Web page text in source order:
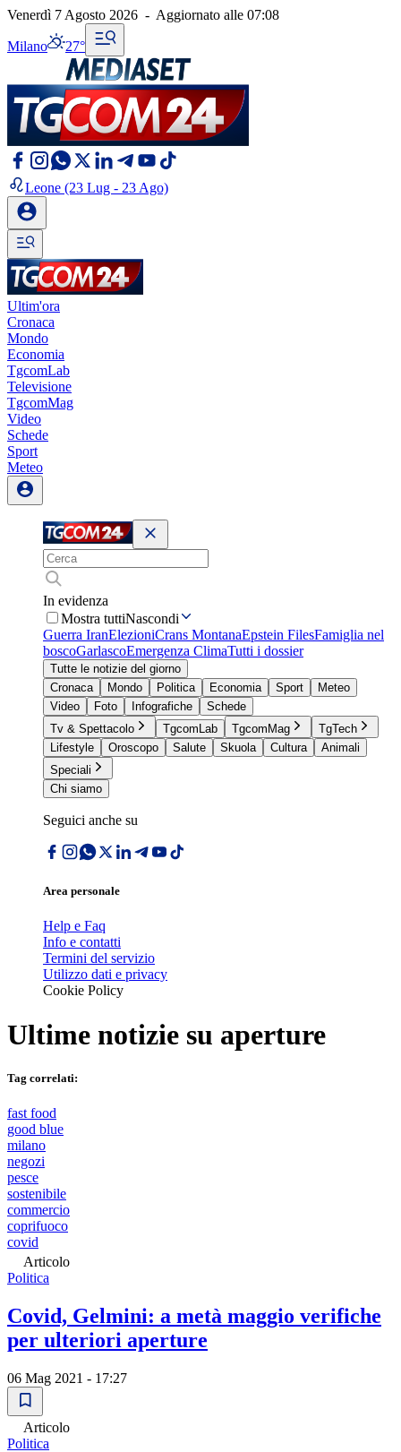
Venerdì 7 Agosto 2026 - Aggiornato alle 07:08
Milano 27°
Leone (23 Lug - 23 Ago)
Ultim'ora
Cronaca
Mondo
Economia
TgcomLab
Televisione
TgcomMag
Video
Schede
Sport
Meteo
In evidenza
Mostra tuttiNascondi
Guerra IranElezioniCrans MontanaEpstein FilesFamiglia nel
boscoGarlascoEmergenza ClimaTutti i dossier
Tutte le notizie del giorno
Cronaca
Mondo Politica Economia Sport
Meteo
Video
Foto Infografiche
Schede
Tv & Spettacolo
TgcomLab TgcomMag
TgTech
Lifestyle
Oroscopo Salute Skuola Cultura
Animali
Speciali
Chi siamo
Seguici anche su
Area personale
Help e Faq
Info e contatti
Termini del servizio
Utilizzo dati e privacy
Cookie Policy
Ultime notizie su aperture
Tag correlati:
fast food
good blue
milano
negozi
pesce
sostenibile
commercio
coprifuoco
covid
Articolo
Politica
Covid, Gelmini: a metà maggio verifiche
per ulteriori aperture
06 Mag 2021 - 17:27
Articolo
Politica